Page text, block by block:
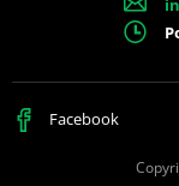
Facebook